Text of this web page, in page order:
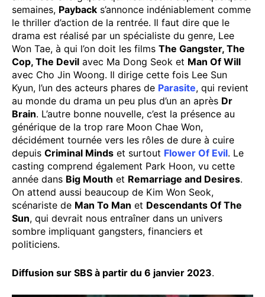
semaines, Payback s’annonce indéniablement comme
le thriller d’action de la rentrée. Il faut dire que le
drama est réalisé par un spécialiste du genre, Lee
Won Tae, à qui l’on doit les films The Gangster, The
Cop, The Devil avec Ma Dong Seok et Man Of Will
avec Cho Jin Woong. Il dirige cette fois Lee Sun
Kyun, l’un des acteurs phares de Parasite, qui revient
au monde du drama un peu plus d’un an après Dr
Brain. L’autre bonne nouvelle, c’est la présence au
générique de la trop rare Moon Chae Won,
décidément tournée vers les rôles de dure à cuire
depuis Criminal Minds et surtout Flower Of Evil. Le
casting comprend également Park Hoon, vu cette
année dans Big Mouth et Remarriage and Desires.
On attend aussi beaucoup de Kim Won Seok,
scénariste de Man To Man et Descendants Of The
Sun, qui devrait nous entraîner dans un univers
sombre impliquant gangsters, financiers et
politiciens.
Diffusion sur SBS à partir du 6 janvier 2023.